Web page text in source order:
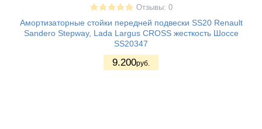
Отзывы: 0
Амортизаторные стойки передней подвески SS20 Renault
Sandero Stepway, Lada Largus CROSS жесткость Шоссе
SS20347
9.200руб.